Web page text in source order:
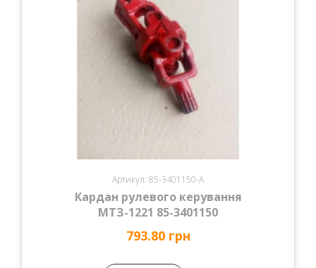
Артикул: 85-3401150-А
Кардан рулевого керування
МТЗ-1221 85-3401150
793.80 грн